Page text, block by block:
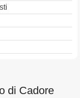
di Cadore